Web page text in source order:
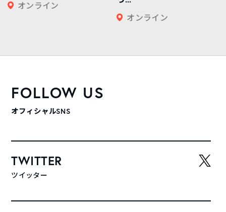
オンライン
オンライン
FOLLOW US
オフィシャルSNS
TWITTER
ツイッター